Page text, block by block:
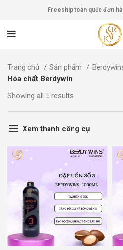
Freeship toàn quốc đơn
Trang chủ Sản phẩm
Hóa chất Berdywin
Showing all 5 results
Xem thanh công cụ